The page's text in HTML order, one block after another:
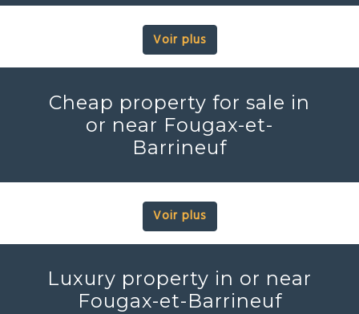
Voir plus
Cheap property for sale in
or near Fougax-et-
Barrineuf
Voir plus
Luxury property in or near
Fougax-et-Barrineuf